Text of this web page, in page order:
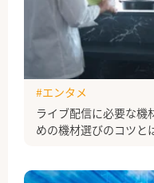
ライブ配信に必要な機
めの機材選びのコツと
#エンタメ